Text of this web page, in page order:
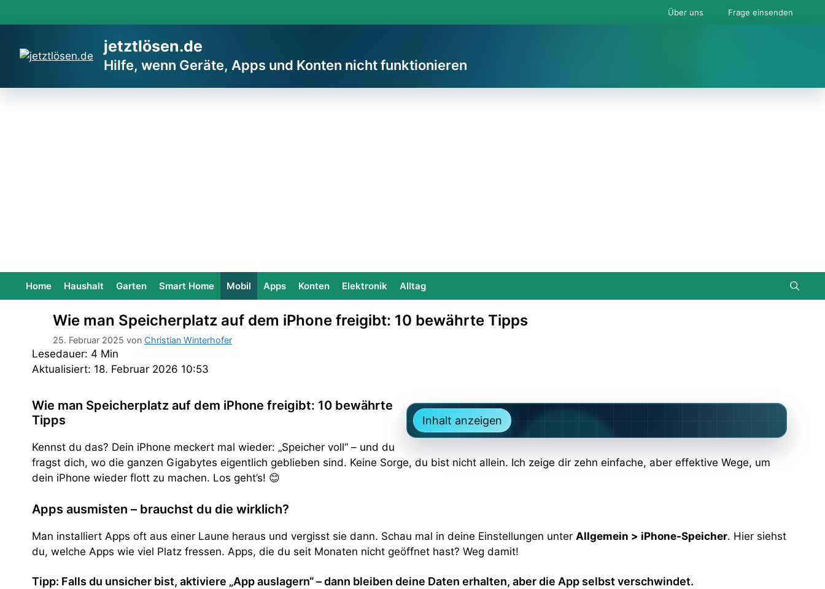
Inhalt
Über uns Frage einsenden
jetztlösen.de
Hilfe, wenn Geräte, Apps und Konten nicht funktionieren
Home Haushalt Garten Smart Home Mobil Apps Konten Elektronik Alltag
Wie man Speicherplatz auf dem iPhone freigibt: 10 bewährte Tipps
25. Februar 2025 von Christian Winterhofer
Lesedauer: 4 Min
Aktualisiert: 18. Februar 2026 10:53
Inhalt anzeigen
Wie man Speicherplatz auf dem iPhone freigibt: 10 bewährte
Tipps
Kennst du das? Dein iPhone meckert mal wieder: „Speicher voll“ – und du
fragst dich, wo die ganzen Gigabytes eigentlich geblieben sind. Keine Sorge, du bist nicht allein. Ich zeige dir zehn einfache, aber effektive Wege, um
dein iPhone wieder flott zu machen. Los geht’s! 😊
Apps ausmisten – brauchst du die wirklich?
Man installiert Apps oft aus einer Laune heraus und vergisst sie dann. Schau mal in deine Einstellungen unter Allgemein > iPhone-Speicher. Hier siehst
du, welche Apps wie viel Platz fressen. Apps, die du seit Monaten nicht geöffnet hast? Weg damit!
Tipp: Falls du unsicher bist, aktiviere „App auslagern“ – dann bleiben deine Daten erhalten, aber die App selbst verschwindet.